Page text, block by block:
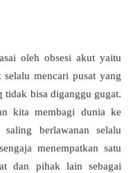
oleh obsesi akut yaitu
mencari pusat yang
tidak bisa diganggu gugat.
kita membagi dunia ke
berlawanan selalu
menempatkan satu
dan pihak lain sebagai